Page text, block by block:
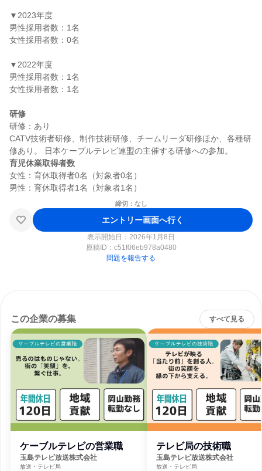
▼2023年度
男性採用者数：1名
女性採用者数：0名
▼2022年度
男性採用者数：1名
女性採用者数：1名
研修
研修：あり
CATV技術者研修、制作技術研修、チームリーダ研修ほか、各種研
育児休業取得者数
女性：育休取得者0名（対象者0名）
締切：なし
エントリー画面へ行く
表示開始日：2026年1月8日
原稿ID： c51f06eb978a0480
問題を報告する
この企業の募集 すべて見る
ケーブルテレビの営業職
玉島テレビ放送株式会社
放送・テレビ局
テレビ局の技術職
玉島テレビ放送株式会社
放送・テレビ局